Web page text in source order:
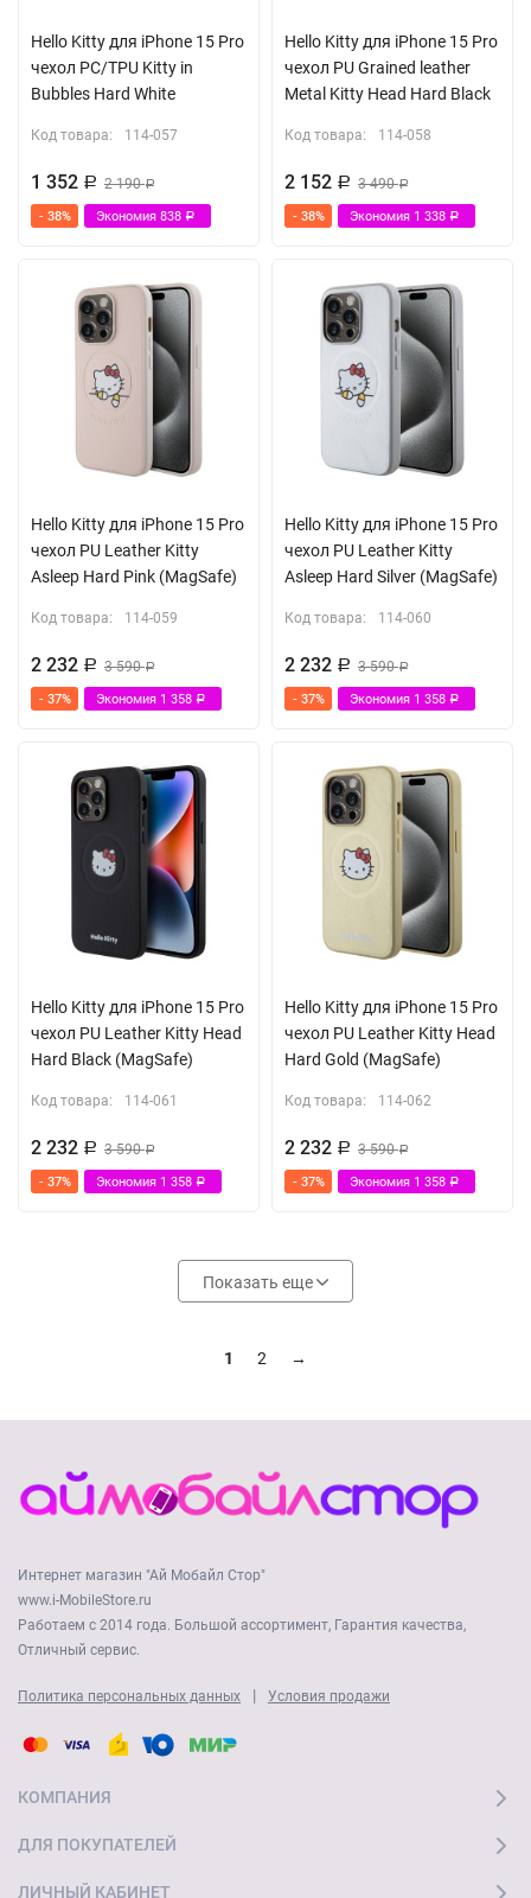
Hello Kitty для iPhone 15 Pro
чехол PC/TPU Kitty in
Bubbles Hard White
Код товара: 114-057
1 352 Р 2 190Р
- 38% Экономия 838 Р
Hello Kitty для iPhone 15 Pro
чехол PU Grained leather
Metal Kitty Head Hard Black
Код товара: 114-058
2 152 Р 3 490Р
- 38% Экономия 1 338 Р
Hello Kitty для iPhone 15 Pro
чехол PU Leather Kitty
Asleep Hard Pink (MagSafe)
Код товара: 114-059
2 232 Р 3 590Р
- 37% Экономия 1 358 Р
Hello Kitty для iPhone 15 Pro
чехол PU Leather Kitty
Asleep Hard Silver (MagSafe)
Код товара: 114-060
2 232 Р 3 590Р
- 37% Экономия 1 358 Р
Hello Kitty для iPhone 15 Pro
чехол PU Leather Kitty Head
Hard Black (MagSafe)
Код товара: 114-061
2 232 Р 3 590Р
- 37% Экономия 1 358 Р
Hello Kitty для iPhone 15 Pro
чехол PU Leather Kitty Head
Hard Gold (MagSafe)
Код товара: 114-062
2 232 Р 3 590Р
- 37% Экономия 1 358 Р
Показать еще
1 2 →
Интернет магазин "Ай Мобайл Стор"
www.i-MobileStore.ru
Работаем с 2014 года. Большой ассортимент, Гарантия качества,
Отличный сервис.
Политика персональных данных | Условия продажи
КОМПАНИЯ
ДЛЯ ПОКУПАТЕЛЕЙ
ЛИЧНЫЙ КАБИНЕТ